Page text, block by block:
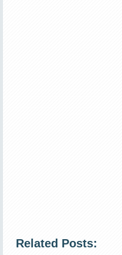
Related Posts: